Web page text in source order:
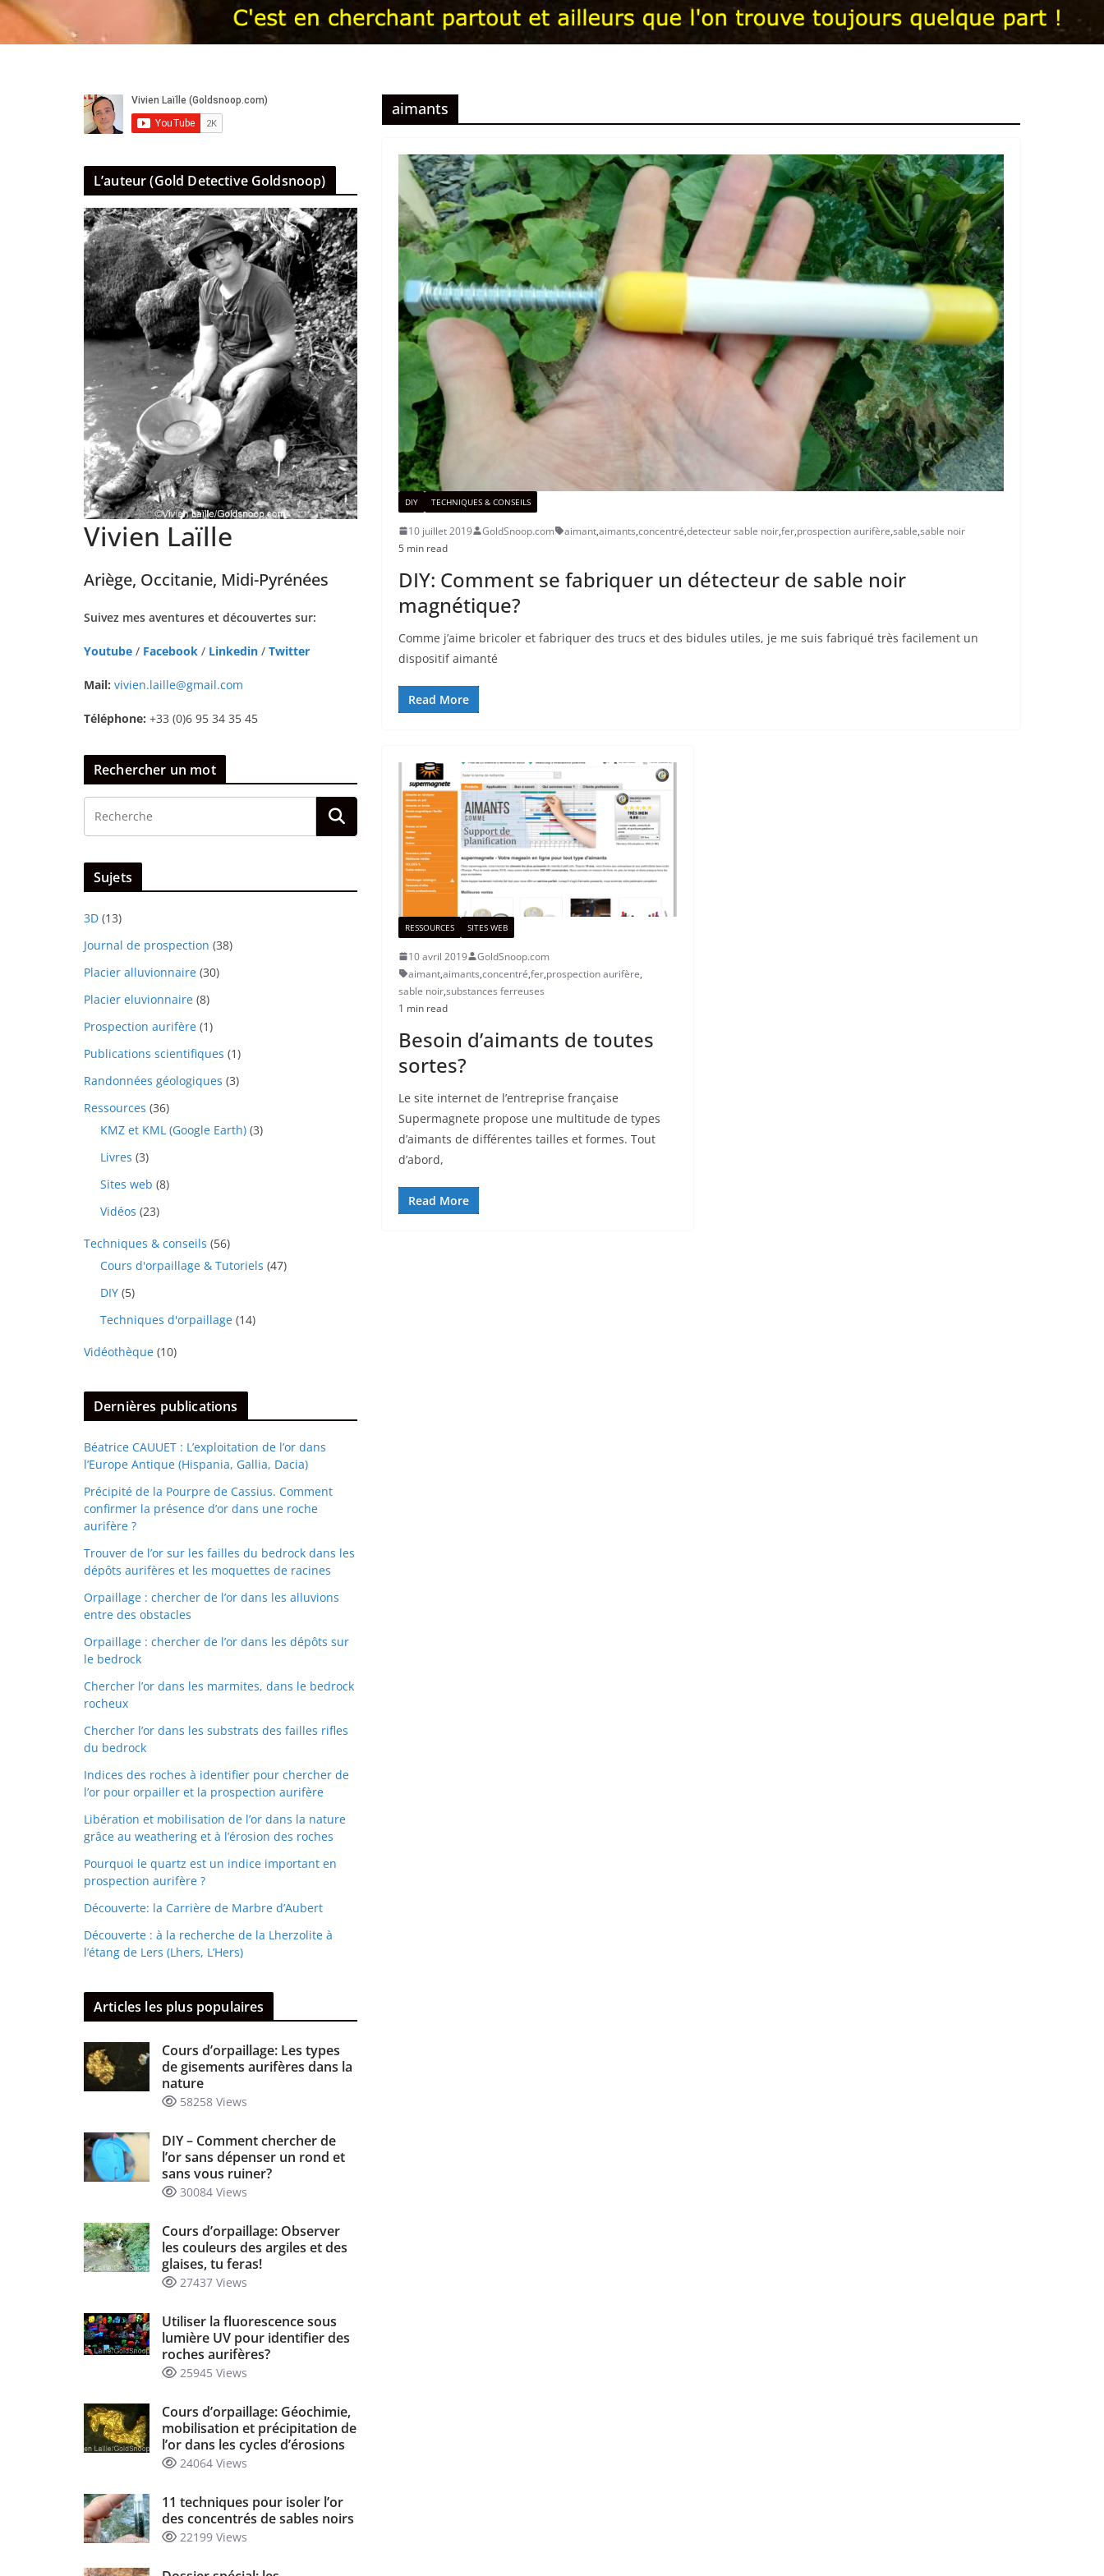
aimants
DIY TECHNIQUES & CONSEILS
10 juillet 2019 GoldSnoop.com aimant,aimants,concentré,detecteur sable noir,fer,prospection aurifère,sable,sable noir
5 min read
DIY: Comment se fabriquer un détecteur de sable noir
magnétique?
Comme j’aime bricoler et fabriquer des trucs et des bidules utiles, je me suis fabriqué très facilement un
dispositif aimanté
Read More
RESSOURCES SITES WEB
10 avril 2019
GoldSnoop.com
aimant,aimants,concentré,fer,prospection aurifère,
sable noir,substances ferreuses
1 min read
Besoin d’aimants de toutes
sortes?
Le site internet de l’entreprise française
Supermagnete propose une multitude de types
d’aimants de différentes tailles et formes. Tout
d’abord,
Read More
L’auteur (Gold Detective Goldsnoop)
Vivien Laïlle
Ariège, Occitanie, Midi-Pyrénées
Suivez mes aventures et découvertes sur:
Youtube / Facebook / Linkedin / Twitter
Mail: vivien.laille@gmail.com
Téléphone: +33 (0)6 95 34 35 45
Rechercher un mot
Sujets
3D (13)
Journal de prospection (38)
Placier alluvionnaire (30)
Placier eluvionnaire (8)
Prospection aurifère (1)
Publications scientifiques (1)
Randonnées géologiques (3)
Ressources (36)
KMZ et KML (Google Earth) (3)
Livres (3)
Sites web (8)
Vidéos (23)
Techniques & conseils (56)
Cours d'orpaillage & Tutoriels (47)
DIY (5)
Techniques d'orpaillage (14)
Vidéothèque (10)
Dernières publications
Béatrice CAUUET : L’exploitation de l’or dans
l’Europe Antique (Hispania, Gallia, Dacia)
Précipité de la Pourpre de Cassius. Comment
confirmer la présence d’or dans une roche
aurifère ?
Trouver de l’or sur les failles du bedrock dans les
dépôts aurifères et les moquettes de racines
Orpaillage : chercher de l’or dans les alluvions
entre des obstacles
Orpaillage : chercher de l’or dans les dépôts sur
le bedrock
Chercher l’or dans les marmites, dans le bedrock
rocheux
Chercher l’or dans les substrats des failles rifles
du bedrock
Indices des roches à identifier pour chercher de
l’or pour orpailler et la prospection aurifère
Libération et mobilisation de l’or dans la nature
grâce au weathering et à l’érosion des roches
Pourquoi le quartz est un indice important en
prospection aurifère ?
Découverte: la Carrière de Marbre d’Aubert
Découverte : à la recherche de la Lherzolite à
l’étang de Lers (Lhers, L’Hers)
Articles les plus populaires
Cours d’orpaillage: Les types
de gisements aurifères dans la
nature
58258 Views
DIY – Comment chercher de
l’or sans dépenser un rond et
sans vous ruiner?
30084 Views
Cours d’orpaillage: Observer
les couleurs des argiles et des
glaises, tu feras!
27437 Views
Utiliser la fluorescence sous
lumière UV pour identifier des
roches aurifères?
25945 Views
Cours d’orpaillage: Géochimie,
mobilisation et précipitation de
l’or dans les cycles d’érosions
24064 Views
11 techniques pour isoler l’or
des concentrés de sables noirs
22199 Views